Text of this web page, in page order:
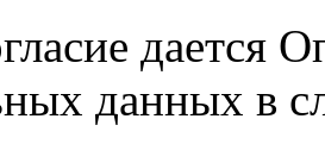
дается
данных в